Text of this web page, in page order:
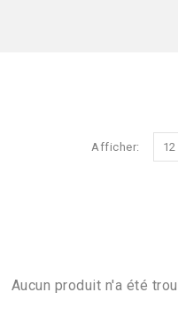
Afficher: 12
Aucun produit n'a été